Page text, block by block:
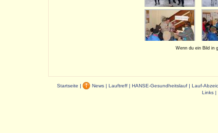
Wenn du ein Bild in
Startseite | News | Lauftreff | HANSE-Gesundheitslauf | Lauf-
Links |